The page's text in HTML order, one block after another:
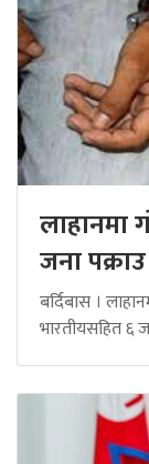
लाहानमा
जना पक्राउ
बर्दिबास ।
भारतीयसहित ६